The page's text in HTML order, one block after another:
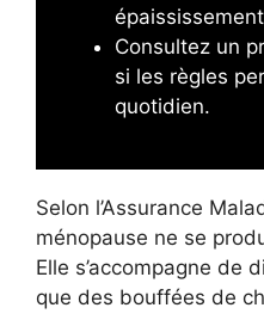
Consultez un
si les règles
quotidien.
Selon l’Assurance
ménopause ne se
Elle s’accompagne de
que des bouffées de